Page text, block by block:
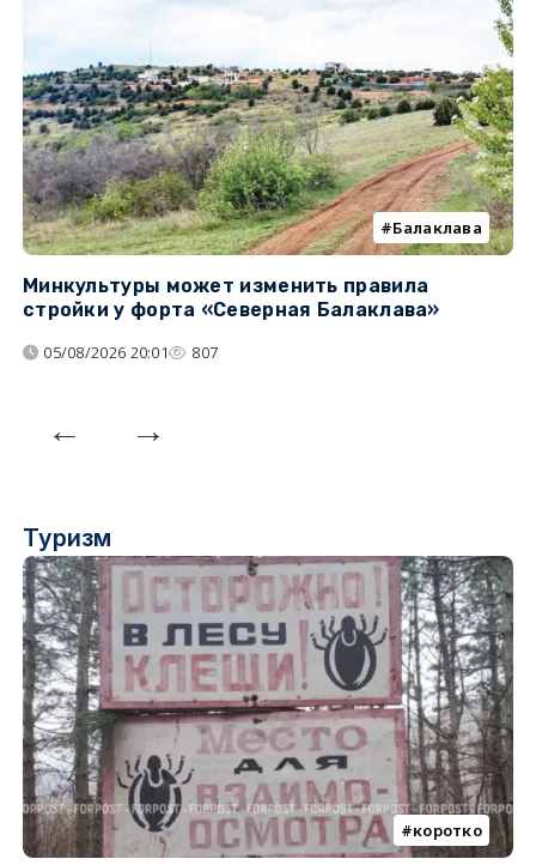
Балаклава
Минкультуры может изменить правила
стройки у форта «Северная Балаклава»
05/08/2026 20:01 807
Туризм
коротко